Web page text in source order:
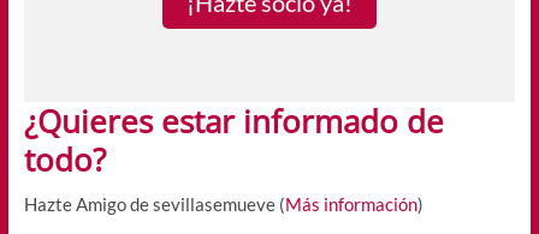
¿Quieres estar informado de
todo?
Hazte Amigo de sevillasemueve (Más información)